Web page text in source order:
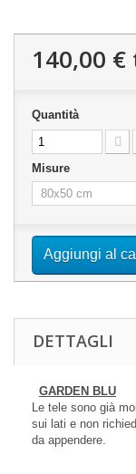
140,00 €
Quantità
Misure
Aggiungi al
DETTAGLI
GARDEN BLU
Le tele sono già
sui lati e non
da appendere.